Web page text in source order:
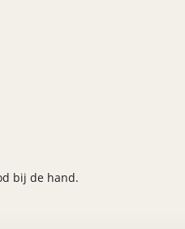
bij de hand.